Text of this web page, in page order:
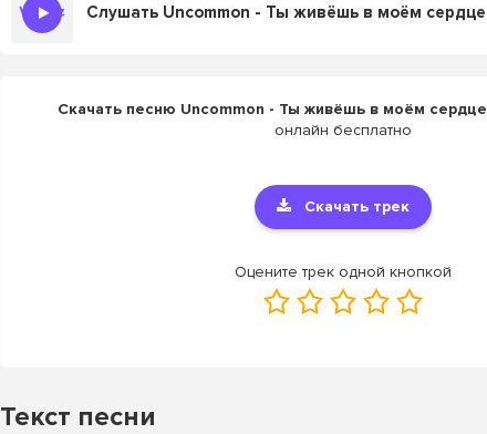
Слушать Uncommon - Ты живёшь в моём сердце
Скачать песню Uncommon - Ты живёшь в моём сердце
онлайн бесплатно
Скачать трек
Оцените трек одной кнопкой
Текст песни